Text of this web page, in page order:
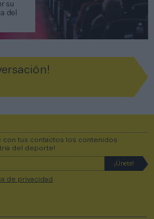
su
del
con tus contactos los contenidos
del deporte!
de privacidad